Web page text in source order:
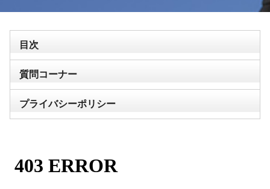
目次
質問コーナー
プライバシーポリシー